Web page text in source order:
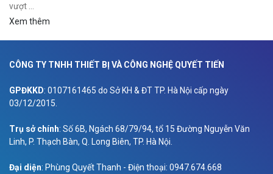
vượt …
Xem thêm
CÔNG TY TNHH THIẾT BỊ VÀ CÔNG NGHỆ QUYẾT TIẾN
GPĐKKD: 0107161465 do Sở KH & ĐT TP. Hà Nội cấp ngày
03/12/2015.
Trụ sở chính: Số 6B, Ngách 68/79/94, tổ 15 Đường Nguyễn Văn
Linh, P. Thạch Bàn, Q. Long Biên, TP. Hà Nội.
Đại diện: Phùng Quyết Thanh - Điện thoại: 0947.674.668